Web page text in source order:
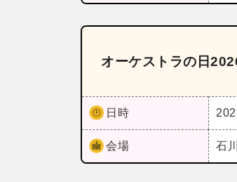
オーケストラの日
日時
会場 石川